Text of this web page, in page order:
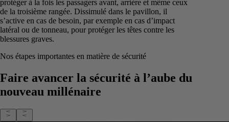
protéger à la fois les passagers avant, arrière et même ceux
de la troisième rangée. Dissimulé dans le pavillon, il
s’active en cas de besoin, par exemple en cas d’impact
latéral ou de tonneau, pour protéger les têtes contre les
blessures graves.
Nos étapes importantes en matière de sécurité
Faire avancer la sécurité à l’aube du
nouveau millénaire